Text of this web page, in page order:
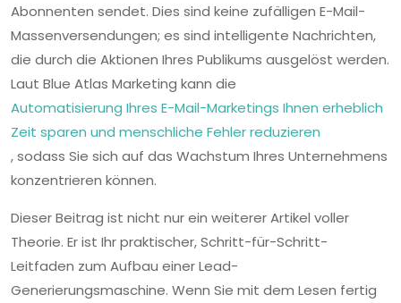
Abonnenten sendet. Dies sind keine zufälligen E-Mail-
Massenversendungen; es sind intelligente Nachrichten,
die durch die Aktionen Ihres Publikums ausgelöst werden.
Laut Blue Atlas Marketing kann die
Automatisierung Ihres E-Mail-Marketings Ihnen erheblich
Zeit sparen und menschliche Fehler reduzieren
, sodass Sie sich auf das Wachstum Ihres Unternehmens
konzentrieren können.
Dieser Beitrag ist nicht nur ein weiterer Artikel voller
Theorie. Er ist Ihr praktischer, Schritt-für-Schritt-
Leitfaden zum Aufbau einer Lead-
Generierungsmaschine. Wenn Sie mit dem Lesen fertig